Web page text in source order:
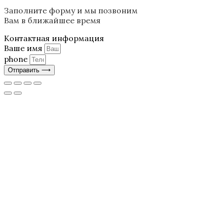
Заполните форму и мы позвоним
Вам в ближайшее время
Контактная информация
Ваше имя
phone
Отправить ⟶